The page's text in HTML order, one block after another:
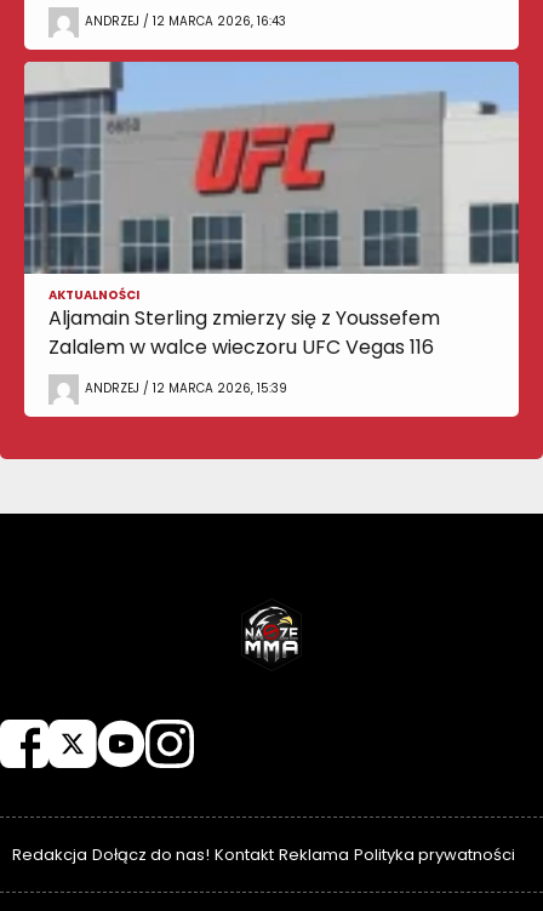
ANDRZEJ / 12 MARCA 2026, 16:43
AKTUALNOŚCI
Aljamain Sterling zmierzy się z Youssefem
Zalalem w walce wieczoru UFC Vegas 116
ANDRZEJ / 12 MARCA 2026, 15:39
Redakcja Dołącz do nas! Kontakt Reklama Polityka prywatności